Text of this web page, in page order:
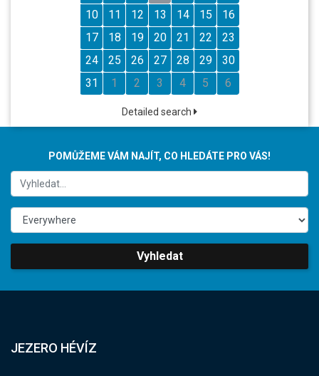
10
11 12 13 14 15
16
17
18 19 20 21 22
23
24
25 26 27 28 29
30
31
1 2 3 4 5 6
Detailed search
POMŮŽEME VÁM NAJÍT, CO HLEDÁTE PRO VÁS!
Vyhledat
JEZERO HÉVÍZ